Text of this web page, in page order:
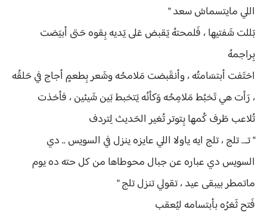
اللي مايتسماش سعد "
بَللت شَفتيها ، فَلمحتهُ يَقبض عَلى يَديه بِقوه حَتى أبيَضت
بِراجمهُ
اختَفت أبتسَامتُه ، وأنقَبضت مَلامحُه وشَعر بِطعمٍ أجاج في حَلقُه
، رَأت هي تَخبُط مَلامِحُه وَكأنُه يَتخبط بَين شَيئين ، فأخذت
تُلاعب طَرف كُمها بِتوتر تُغير الحَديث لِتردف
" تـ.. تلج ، تلج ايه ياولا اللي عايزه ينزل في السويس .. دي
السويس دي عباره عن جبال محوطاها من كل حته ده يوم
ماتمطر بيبقى عيد ، تقولي تنزل تلج "
فَتح ثَغرُه بأبتسامه ليُعقب